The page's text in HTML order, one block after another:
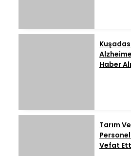
Haber
Tarım
Vefat